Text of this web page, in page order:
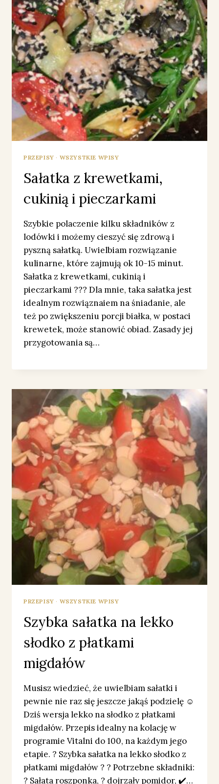
PRZEPISY · WSZYSTKIE WPISY
Sałatka z krewetkami,
cukinią i pieczarkami
Szybkie polaczenie kilku składników z
lodówki i możemy cieszyć się zdrową i
pyszną sałatką. Uwielbiam rozwiązanie
kulinarne, które zajmują ok 10-15 minut.
Sałatka z krewetkami, cukinią i
pieczarkami ??? Dla mnie, taka sałatka jest
idealnym rozwiąznaiem na śniadanie, ale
też po zwiększeniu porcji białka, w postaci
krewetek, może stanowić obiad. Zasady jej
przygotowania są…
PRZEPISY · WSZYSTKIE WPISY
Szybka sałatka na lekko
słodko z płatkami
migdałów
Musisz wiedzieć, że uwielbiam sałatki i
pewnie nie raz się jeszcze jakąś podzielę ☺️
Dziś wersja lekko na słodko z płatkami
migdałów. Przepis idealny na kolację w
programie Vitalni do 100, na każdym jego
etapie. ? Szybka sałatka na lekko słodko z
płatkami migdałów ? ? Potrzebne składniki:
? Sałata roszponka, ? dojrzały pomidor, ✔️…